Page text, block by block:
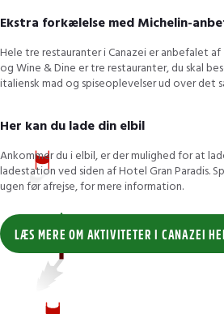
Ekstra forkælelse med Michelin-
Hele tre restauranter i Canazei er anbefalet af
og Wine & Dine er tre restauranter, du skal
italiensk mad og spiseoplevelser ud over det
Her kan du lade din elbil
Ankommer du i elbil, er der mulighed for at
ladestation ved siden af Hotel Gran Paradis.
ugen før afrejse, for mere information.
LÆS MERE OM AKTIVITETER I CANAZEI